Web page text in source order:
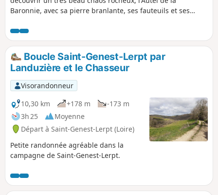
Baronnie, avec sa pierre branlante, ses fauteuils et ses
Gilbernie.
Boucle Saint-Genest-Lerpt par
Landuzière et le Chasseur
Visorandonneur
10,30 km
+178 m
-173 m
3h 25
Moyenne
Départ à Saint-Genest-Lerpt (Loire)
Petite randonnée agréable dans la
campagne de Saint-Genest-Lerpt.